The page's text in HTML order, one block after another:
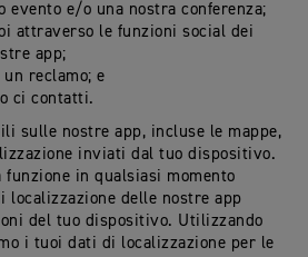
evento e/o una nostra conferenza;
attraverso le funzioni social dei
app;
reclamo; e
ci contatti.
sulle nostre app, incluse le mappe,
inviati dal tuo dispositivo.
in qualsiasi momento
delle nostre app
del tuo dispositivo. Utilizzando
i tuoi dati di localizzazione per le